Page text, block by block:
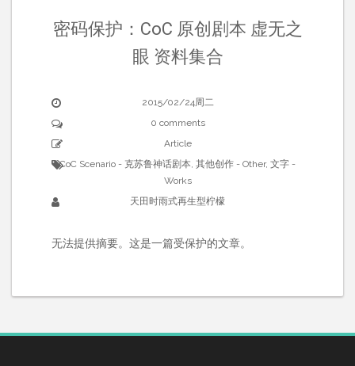
密码保护：CoC 原创剧本 虚无之
眼 资料集合
2015/02/24周二
0 comments
Article
CoC Scenario - 克苏鲁神话剧本, 其他创作 - Other, 文字 -
Works
天田时雨式再生型柠檬
无法提供摘要。这是一篇受保护的文章。